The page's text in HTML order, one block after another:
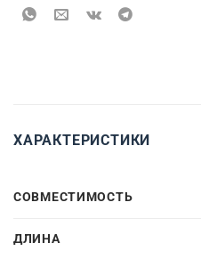
ХАРАКТЕРИСТИКИ
СОВМЕСТИМОСТЬ
ДЛИНА